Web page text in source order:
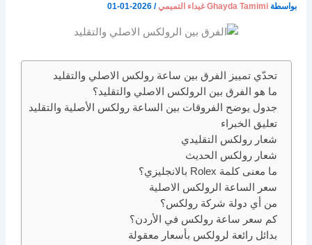
بواسطة Ghayda Tamimi غيداء التميمي /
2026-01-01
تحدّي تمييز الفرق بين ساعة رولكس الاصلي والتقليد
ما هو الفرق بين الرولكس الاصلي والتقليد؟
جدول يوضح الفروقات بين الساعة رولكس الأصلية والتقليد
تعليق الخبراء
شعار رولكس التقليدي
شعار رولكس الحديث
ما معنى كلمة Rolex بالانجليزي؟
سعر الساعة الرولكس الاصلية
من أي دولة شركة رولكس؟
كم سعر ساعة رولكس في الأردن؟
بدائل رائعة لرولكس بأسعار معقولة